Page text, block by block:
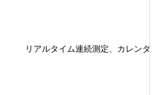
リアルタイム連続測定、カレン